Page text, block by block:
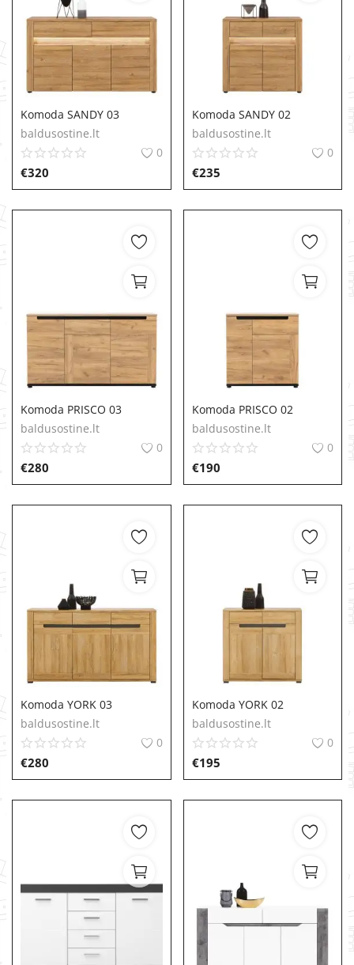
Komoda SANDY 03
baldusostine.lt
0
€320
Komoda SANDY 02
baldusostine.lt
0
€235
Komoda PRISCO 03
baldusostine.lt
0
€280
Komoda PRISCO 02
baldusostine.lt
0
€190
Komoda YORK 03
baldusostine.lt
0
€280
Komoda YORK 02
baldusostine.lt
0
€195